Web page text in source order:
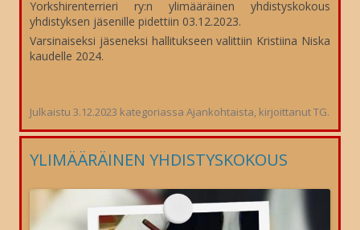
Yorkshirenterrieri ry:n ylimääräinen yhdistyskokous
yhdistyksen jäsenille pidettiin 03.12.2023.
Varsinaiseksi jäseneksi hallitukseen valittiin Kristiina Niska
kaudelle 2024.
Julkaistu 3.12.2023 kategoriassa Ajankohtaista, kirjoittanutTG.
YLIMÄÄRÄINEN YHDISTYSKOKOUS